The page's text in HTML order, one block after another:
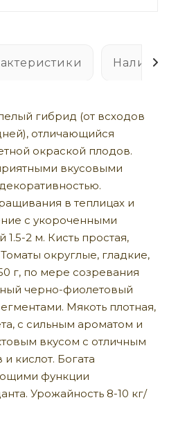
гибрид (от всходов
отличающийся
окраской плодов.
вкусовыми
в теплицах и
с укороченными
2 м. Кисть простая,
округлые, гладкие,
г, по мере созревания
черно-фиолетовый
Мякоть плотная,
с сильным ароматом и
вкусом с отличным
кислот. Богата
функции
Урожайность 8-10 кг/